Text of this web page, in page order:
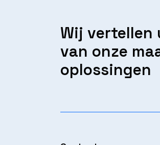
Wij vertellen
van onze
oplossingen